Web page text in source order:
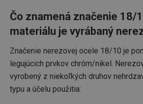
Čo znamená značenie 18/
materiálu je vyrábaný
Značenie nerezovej ocele 18/10 je
legujúcich prvkov chróm/nikel.
vyrobený z niekoľkých druhov
typu a účelu použitia: